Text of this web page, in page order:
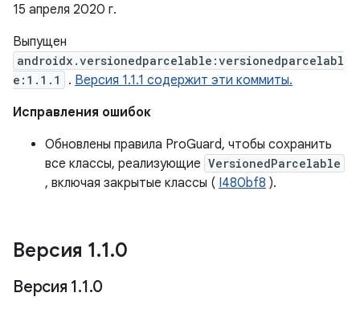
15 апреля 2020 г.
Выпущен
androidx.versionedparcelable:versionedparcelabl
e:1.1.1
. Версия 1.1.1 содержит эти коммиты.
Исправления ошибок
Обновлены правила ProGuard, чтобы сохранить
все классы, реализующие VersionedParcelable
, включая закрытые классы ( I480bf8 ).
Версия 1.1.0
Версия 1.1.0